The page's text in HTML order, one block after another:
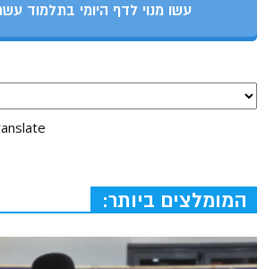
עשו מנוי לדף היומי בתלמוד
המומלצים ביותר: